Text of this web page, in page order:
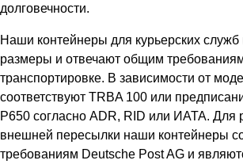
долговечности.
Наши контейнеры для курьерских
размеры и отвечают общим
транспортировке. В зависимости от
соответствуют TRBA 100 или
P650 согласно ADR, RID или ИАТА. Для
внешней пересылки наши контейнеры
требованиям Deutsche Post AG и